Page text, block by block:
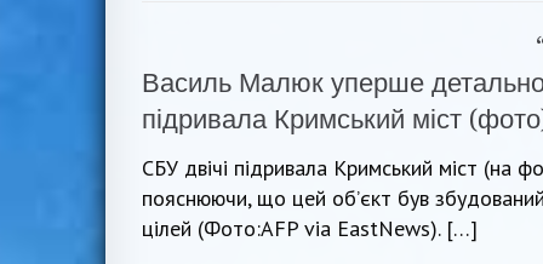
Василь Малюк уперше детально
підривала Кримський міст
СБУ двічі підривала Кримський міст (на
пояснюючи, що цей об’єкт був
цілей (Фото:AFP via EastNews). […]